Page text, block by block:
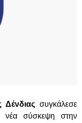
Δένδιαςσυγκάλεσε
νέα σύσκεψη στην